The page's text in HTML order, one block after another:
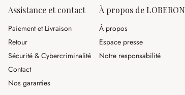
Assistance et contact
Paiement et Livraison
Retour
Sécurité & Cybercriminalité
Contact
Nos garanties
À propos de LOBERON
À propos
Espace presse
Notre responsabilité